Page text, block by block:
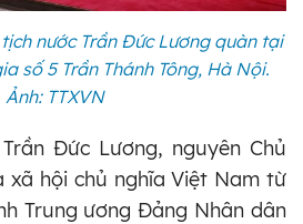
nước Trần Đức Lương quàn tại
số 5 Trần Thánh Tông, Hà Nội.
Ảnh: TTXVN
Đức Lương, nguyên Chủ
xã hội chủ nghĩa Việt Nam từ
Trung ương Đảng Nhân dân